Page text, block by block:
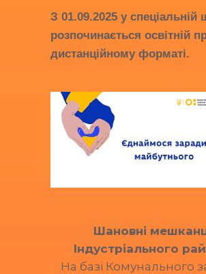
З 01.09.2025 у спеціальній
розпочинається освітній
дистанційному форматі.
Шановні
Індустріального
На базі Комунального